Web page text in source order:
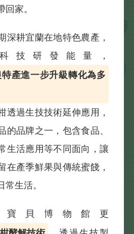
家。
深耕宜蘭在地特色農產，
技研發能量，
產進一步升級轉化為多
透過生技技術延伸應用，
的品牌之一，包含食品、
生活應用等不同面向，讓
在產季鮮果與傳統蜜餞，
生活。
貝博物館更